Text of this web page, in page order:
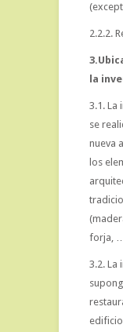
2.2.2.
la
3.1. La
se
nueva
los
forja,
3.2. La
edificio